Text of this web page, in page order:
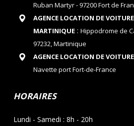
Ruban Martyr - 97200 Fort de
AGENCE LOCATION DE
MARTINIQUE: Hippodrome de
97232, Martinique
AGENCE LOCATION DE
Navette port Fort-de-France
HORAIRES
Lundi - Samedi : 8h - 20h